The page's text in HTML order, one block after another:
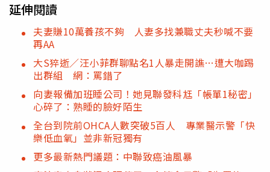
延伸閱讀
夫妻賺10萬養孩不夠 人妻多找兼職丈夫秒喊不要
再AA
大S猝逝／汪小菲群聊點名1人暴走開譙…遭大咖踢
出群組 網：罵錯了
向妻報備加班睡公司！她見聯發科尪「帳單1秘密」
心碎了：熟睡的臉好陌生
全台到院前OHCA人數突破5百人 專業醫示警「快
樂低血氧」並非新冠獨有
更多最新熱門議題：中聯致癌油風暴